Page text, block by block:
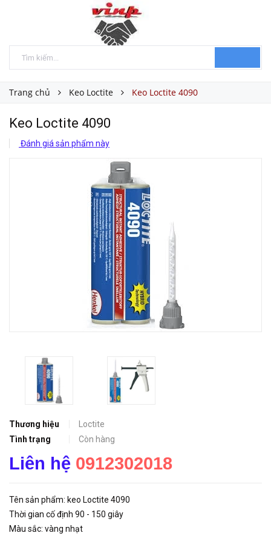
Trang chủ Keo Loctite Keo Loctite 4090
Keo Loctite 4090
Đánh giá sản phẩm này
Thương hiệu
Loctite
Tình trạng
Còn hàng
Liên hệ 0912302018
Tên sản phẩm: keo Loctite 4090
Thời gian cố định 90 - 150 giây
Màu sắc: vàng nhạt